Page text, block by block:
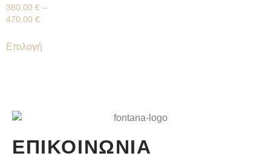
380,00 € –
470,00 €
Επιλογή
ΕΠΙΚΟΙΝΩΝΙΑ